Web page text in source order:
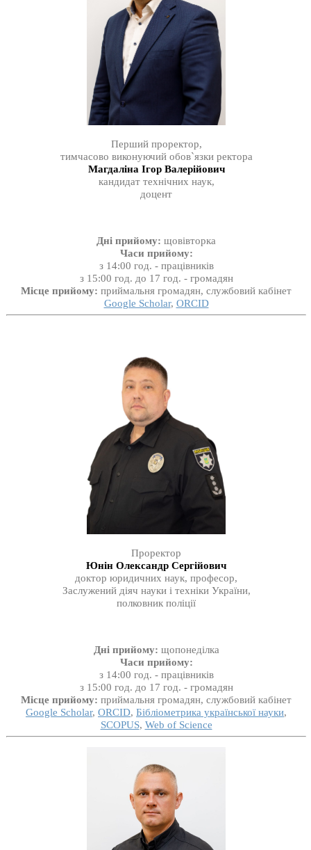
Перший проректор,
тимчасово виконуючий обов`язки ректора
Магдаліна Ігор Валерійович
кандидат технічних наук,
доцент
Дні прийому: щовівторка
Часи прийому:
з 14:00 год. - працівників
з 15:00 год. до 17 год. - громадян
Місце прийому: приймальня громадян, службовий кабінет
Google Scholar, ORCID
Проректор
Юнін Олександр Сергійович
доктор юридичних наук, професор,
Заслужений діяч науки і техніки України,
полковник поліції
Дні прийому: щопонеділка
Часи прийому:
з 14:00 год. - працівників
з 15:00 год. до 17 год. - громадян
Місце прийому: приймальня громадян, службовий кабінет
Google Scholar, ORCID, Бібліометрика української науки,
SCOPUS, Web of Science